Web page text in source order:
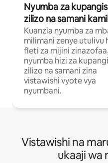
Nyumba za
zilizo na samani
Kuanzia nyumba za
milimani zenye utulivu
fleti za mijini
nyumba hizi za
zilizo na samani zina
vistawishi vyote vya
nyumbani.
Vistawishi na
ukaaji wa